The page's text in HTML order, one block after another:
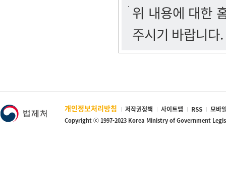
위 내용에 대한
주시기 바랍니다.
개인정보처리방침 저작권정책 사이트맵 RSS 모바
Copyright ⓒ 1997-2023 Korea Ministry of Government